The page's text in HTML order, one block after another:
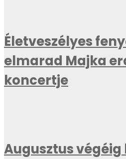
Életveszélyes
elmarad Majka
koncertje
Augusztus